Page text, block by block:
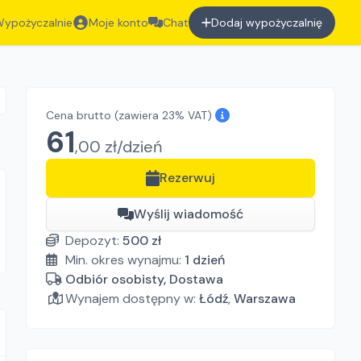
Moje konto Chat Dodaj wypożyczalnię
Cena brutto (zawiera 23% VAT)
61,00 zł/dzień
Rezerwuj
Wyślij wiadomość
Depozyt: 500 zł
Min. okres wynajmu: 1 dzień
Odbiór osobisty, Dostawa
Wynajem dostępny w: Łódź,Warszawa